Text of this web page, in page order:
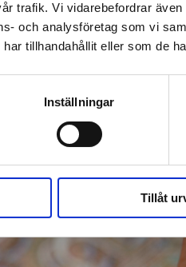
trafik. Vi vidarebefordrar
och analysföretag som vi
tillhandahållit eller som de
Inställningar
Tillåt